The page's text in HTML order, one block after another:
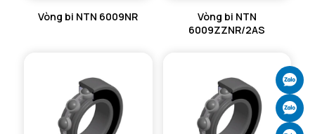
Vòng bi NTN 6009NR
Vòng bi NTN
6009ZZNR/2AS